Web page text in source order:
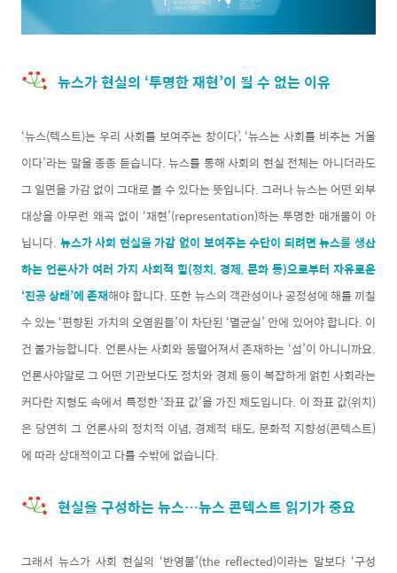
뉴스가 현실의 ‘투명한 재현’이 될 수 없는 이유
‘뉴스(텍스트)는 우리 사회를 보여주는 창이다’, ‘뉴스는 사회를 비추는 거울
이다’라는 말을 종종 듣습니다. 뉴스를 통해 사회의 현실 전체는 아니더라도
그 일면을 가감 없이 그대로 볼 수 있다는 뜻입니다. 그러나 뉴스는 어떤 외부
대상을 아무런 왜곡 없이 ‘재현’(representation)하는 투명한 매개물이 아
닙니다. 뉴스가 사회 현실을 가감 없이 보여주는 수단이 되려면 뉴스를 생산
하는 언론사가 여러 가지 사회적 힘(정치, 경제, 문화 등)으로부터 자유로운
‘진공 상태’에 존재해야 합니다. 또한 뉴스의 객관성이나 공정성에 해를 끼칠
수 있는 ‘편향된 가치의 오염원들’이 차단된 ‘멸균실’ 안에 있어야 합니다. 이
건 불가능합니다. 언론사는 사회와 동떨어져서 존재하는 ‘섬’이 아니니까요.
언론사야말로 그 어떤 기관보다도 정치와 경제 등이 복잡하게 얽힌 사회라는
커다란 지형도 속에서 특정한 ‘좌표 값’을 가진 제도입니다. 이 좌표 값(위치)
은 당연히 그 언론사의 정치적 이념, 경제적 태도, 문화적 지향성(콘텍스트)
에 따라 상대적이고 다를 수밖에 없습니다.
현실을 구성하는 뉴스…뉴스 콘텍스트 읽기가 중요
그래서 뉴스가 사회 현실의 ‘반영물’(the reflected)이라는 말보다 ‘구성